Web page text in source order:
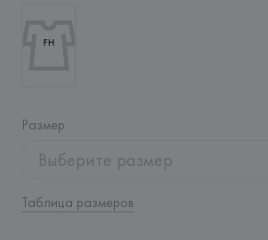
Размер:
Выберите размер
Таблица размеров